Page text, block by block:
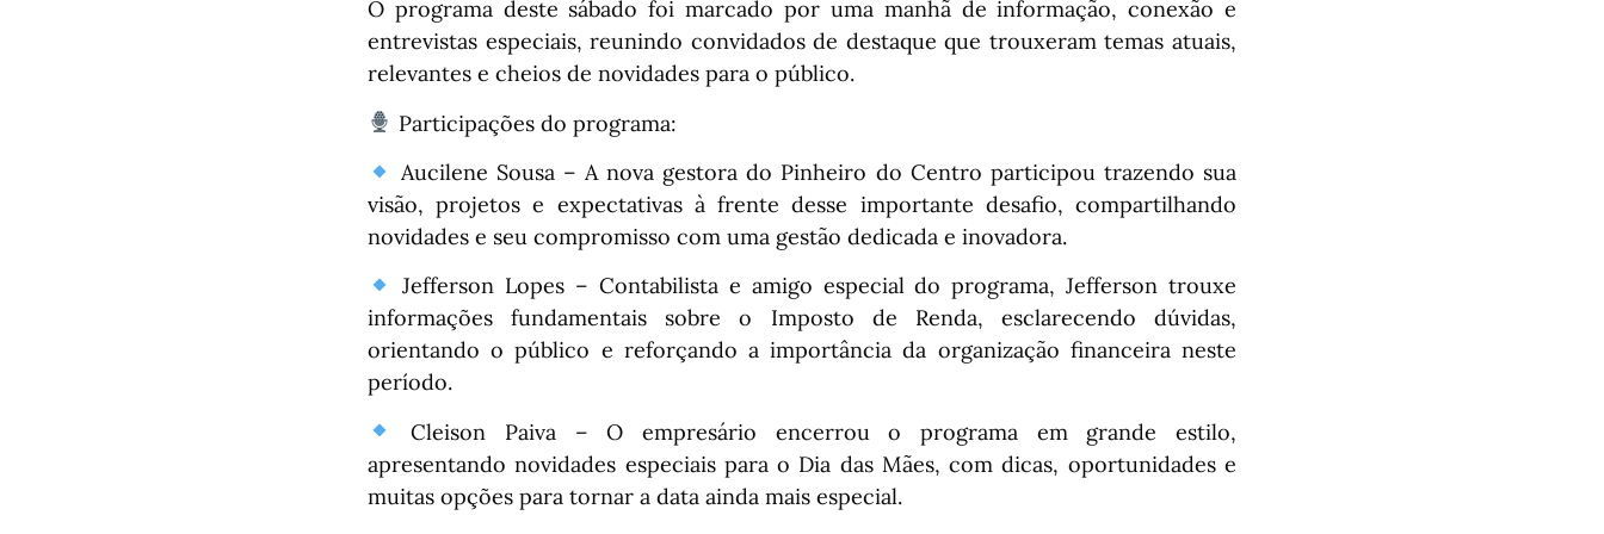
O programa deste sábado foi marcado por uma manhã de informação, conexão e
entrevistas especiais, reunindo convidados de destaque que trouxeram temas atuais,
relevantes e cheios de novidades para o público.
Participações do programa:
Aucilene Sousa – A nova gestora do Pinheiro do Centro participou trazendo sua
visão, projetos e expectativas à frente desse importante desafio, compartilhando
novidades e seu compromisso com uma gestão dedicada e inovadora.
Jefferson Lopes – Contabilista e amigo especial do programa, Jefferson trouxe
informações fundamentais sobre o Imposto de Renda, esclarecendo dúvidas,
orientando o público e reforçando a importância da organização financeira neste
período.
Cleison Paiva – O empresário encerrou o programa em grande estilo,
apresentando novidades especiais para o Dia das Mães, com dicas, oportunidades e
muitas opções para tornar a data ainda mais especial.